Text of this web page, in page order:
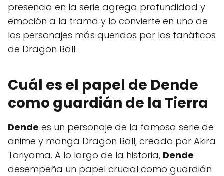
presencia en la serie agrega profundidad y
emoción a la trama y lo convierte en uno de
los personajes más queridos por los fanáticos
de Dragon Ball.
Cuál es el papel de Dende
como guardián de la Tierra
Dende es un personaje de la famosa serie de
anime y manga Dragon Ball, creado por Akira
Toriyama. A lo largo de la historia, Dende
desempeña un papel crucial como guardián